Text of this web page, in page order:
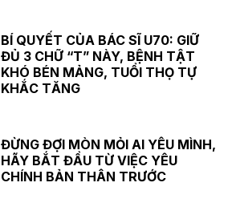
BÍ QUYẾT CỦA BÁC SĨ U70: GIỮ
ĐỦ 3 CHỮ “T” NÀY, BỆNH TẬT
KHÓ BÉN MẢNG, TUỔI THỌ TỰ
KHẮC TĂNG
ĐỪNG ĐỢI MÒN MỎI AI YÊU MÌNH,
HÃY BẮT ĐẦU TỪ VIỆC YÊU
CHÍNH BẢN THÂN TRƯỚC